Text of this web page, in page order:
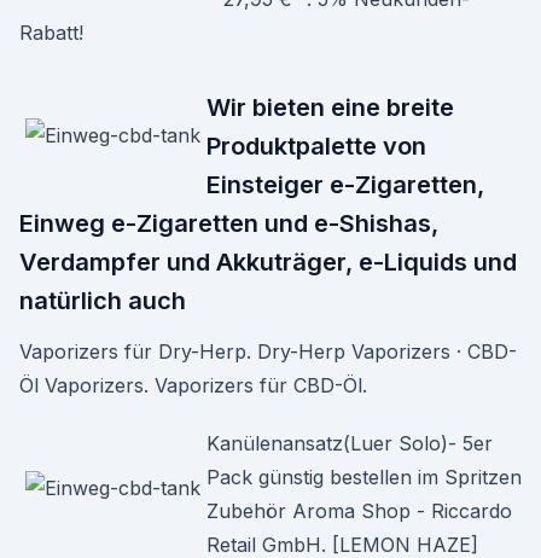
Rabatt!
Wir bieten eine breite
Produktpalette von
Einsteiger e-Zigaretten,
Einweg e-Zigaretten und e-Shishas,
Verdampfer und Akkuträger, e-Liquids und
natürlich auch
Vaporizers für Dry-Herp. Dry-Herp Vaporizers · CBD-
Öl Vaporizers. Vaporizers für CBD-Öl.
Kanülenansatz(Luer Solo)- 5er
Pack günstig bestellen im Spritzen
Zubehör Aroma Shop - Riccardo
Retail GmbH. [LEMON HAZE]